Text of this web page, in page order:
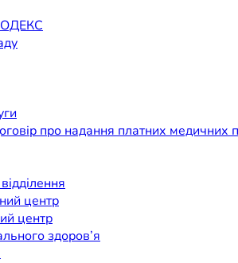
про надання платних медичних
центр
центр
здоров’я